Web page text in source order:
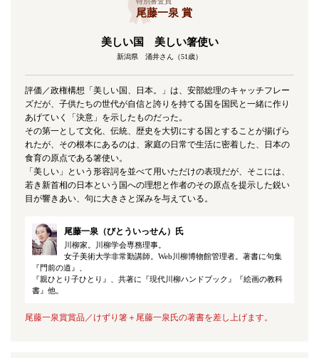
尾藤一泉 賞
美しい国 美しい箸使い
新潟県 涌井さん（51歳）
評価／政権構想「美しい国、日本。」は、安部総理のキャッチフレー
ズだが、子供たちの世代が自信と誇りを持てる国を国民と一緒に作り
あげていく「決意」を示したものだった。
その第一として文化、伝統、歴史を大切にする国とすることが揚げら
れたが、その根本にあるのは、家庭の日常で生活に密着した、日本の
食育の原点である箸使い。
「美しい」という形容詞を並べて用いただけの表現だが、そこには、
若き新首相の日本という国への理想と作者のその原点を提示した鋭い
目が響きあい、句に大きさと深みを与えている。
尾藤一泉（びとういっせん）氏
川柳家。川柳学会専務理事。
女子美術大学非常勤講師。Web川柳博物館管理者。著書に句集
『門前の道』、
『親ひとり子ひとり』、共著に『現代川柳ハンドブック』『絵画の教科
書』他。
尾藤一泉賞賞品／けずり箸＋尾藤一泉氏の著書を差し上げます。